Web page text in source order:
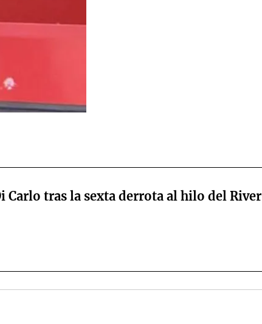
tras la sexta derrota al hilo del River